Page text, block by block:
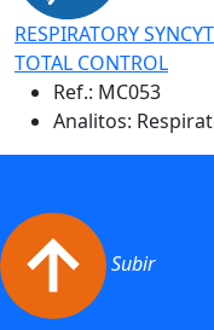
RESPIRATORY
TOTAL CONTROL
Ref.: MC053
Analitos:
Subir